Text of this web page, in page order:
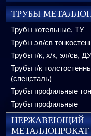
ТРУБЫ
Трубы котельные, ТУ
Трубы эл/св
Трубы г/к, х/к, эл/св,
Трубы г/к
(спецсталь)
Трубы профильные
Трубы профильные
НЕРЖАВЕЮЩИЙ
МЕТАЛЛОПРОКАТ